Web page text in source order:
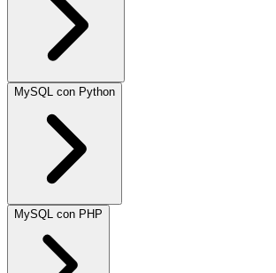
MySQL con Python
MySQL con PHP